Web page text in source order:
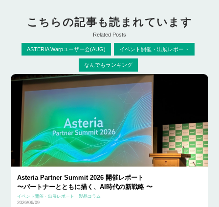
こちらの記事も読まれています
Related Posts
ASTERIA Warpユーザー会(AUG) イベント開催・出展レポート
なんでもランキング
Asteria Partner Summit 2026 開催レポート
〜パートナーとともに描く、AI時代の新戦略 〜
イベント開催・出展レポート
製品コラム
2026/06/09